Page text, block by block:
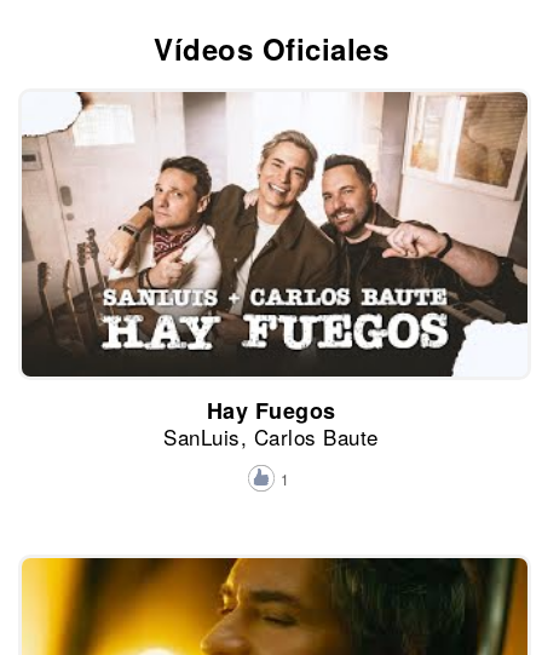
Vídeos Oficiales
Hay Fuegos
SanLuis, Carlos Baute
1